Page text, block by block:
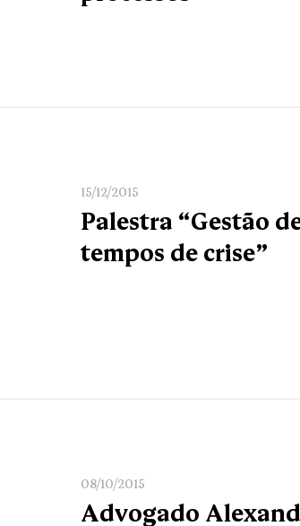
15/12/2015
Palestra “Gestão
tempos de crise”
08/10/2015
Advogado